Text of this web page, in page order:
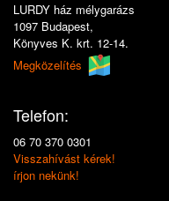
LURDY ház mélygarázs
1097 Budapest,
Könyves K. krt. 12-14.
Megközelítés
Telefon:
06 70 370 0301
Visszahívást kérek!
írjon nekünk!